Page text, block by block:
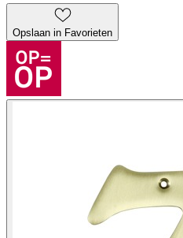
Opslaan in Favorieten